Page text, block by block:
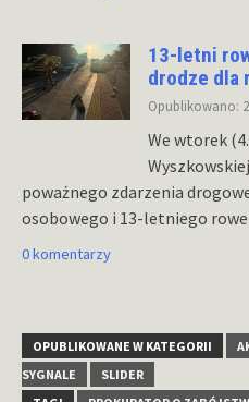
13-letni
drodze dla
Opublikowano:
We wtorek
poważnego zdarzenia
osobowego i 13-letniego
0 komentarzy
OPUBLIKOWANE W KATEGORII
SYGNALE
SLIDER